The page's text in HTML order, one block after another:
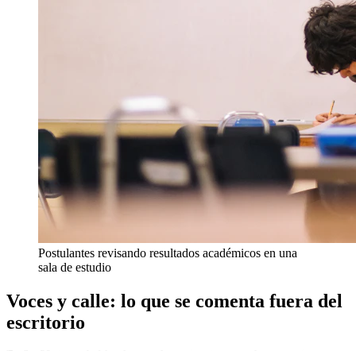
Postulantes revisando resultados académicos en una
sala de estudio
Voces y calle: lo que se comenta fuera del
escritorio